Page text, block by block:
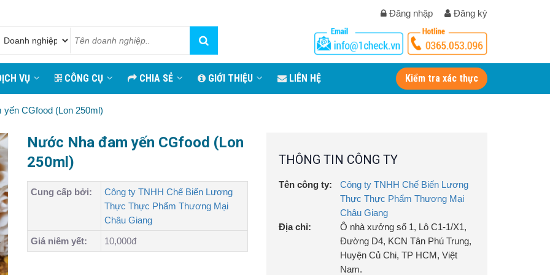
Đăng nhập Đăng ký
VỤ CÔNG CỤ CHIA SẺ GIỚI THIỆU LIÊN HỆ Kiểm tra xác thực
CGfood (Lon 250ml)
Nước Nha đam yến CGfood (Lon
250ml)
Cung cấp bởi:
Công ty TNHH Chế Biến Lương
Thực Thực Phẩm Thương Mại
Châu Giang
Giá niêm yết:
10,000đ
THÔNG TIN CÔNG TY
Tên công ty:
Công ty TNHH Chế Biến Lương
Thực Thực Phẩm Thương Mại
Châu Giang
Địa chỉ:
Ô nhà xưởng số 1, Lô C1-1/X1,
Đường D4, KCN Tân Phú Trung,
Huyện Củ Chi, TP HCM, Việt
Nam.